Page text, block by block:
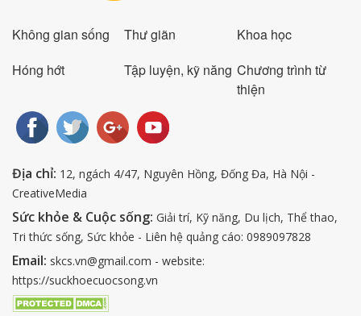
Không gian sống Thư giãn
Khoa học
Hóng hớt
Tập luyện, kỹ năng Chương trình từ
thiện
Địa chỉ: 12, ngách 4/47, Nguyên Hồng, Đống Đa, Hà Nội -
CreativeMedia
Sức khỏe & Cuộc sống: Giải trí, Kỹ năng, Du lịch, Thể thao,
Tri thức sống, Sức khỏe - Liên hệ quảng cáo: 0989097828
Email: skcs.vn@gmail.com - website:
https://suckhoecuocsong.vn